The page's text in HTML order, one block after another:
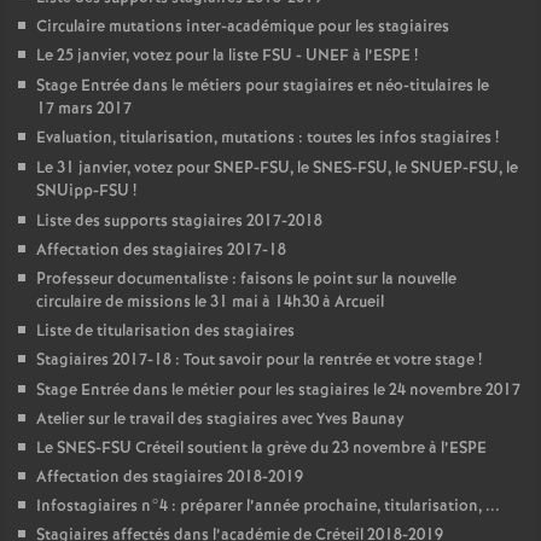
Circulaire mutations inter-académique pour les stagiaires
Le 25 janvier, votez pour la liste FSU - UNEFà l’ESPE !
Stage Entrée dans le métiers pour stagiaires et néo-titulaires le
17 mars 2017
Evaluation, titularisation, mutations : toutes les infos stagiaires !
Le 31 janvier, votez pourSNEP-FSU, leSNES-FSU, leSNUEP-FSU, le
SNUipp-FSU !
Liste des supports stagiaires 2017-2018
Affectation des stagiaires 2017-18
Professeur documentaliste : faisons le point sur la nouvelle
circulaire de missions le 31 mai à 14h30 à Arcueil
Liste de titularisation des stagiaires
Stagiaires 2017-18 : Tout savoir pour la rentrée et votre stage!
Stage Entrée dans le métier pour les stagiaires le 24 novembre 2017
Atelier sur le travail des stagiaires avec Yves Baunay
LeSNES-FSU Créteil soutient la grève du 23 novembre à l’ESPE
Affectation des stagiaires 2018-2019
Infostagiaires n°4 : préparer l’année prochaine, titularisation, ...
Stagiaires affectés dans l’académie de Créteil 2018-2019